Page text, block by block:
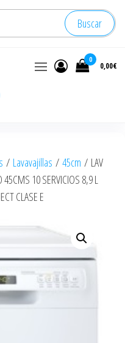
Buscar
0
0,00€
/ Lavavajillas / 45cm / LAV
45CMS 10 SERVICIOS 8,9 L
CLASE E